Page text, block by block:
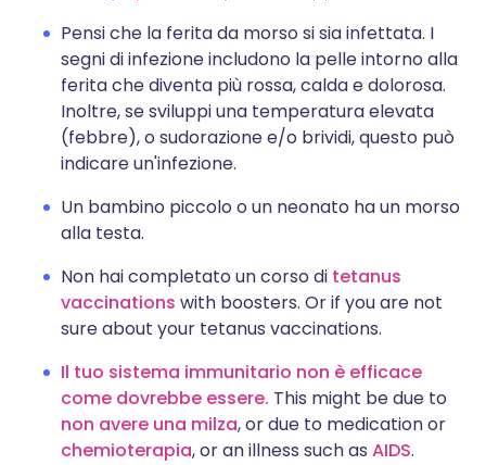
Pensi che la ferita da morso si sia infettata. I
segni di infezione includono la pelle intorno alla
ferita che diventa più rossa, calda e dolorosa.
Inoltre, se sviluppi una temperatura elevata
(febbre), o sudorazione e/o brividi, questo può
indicare un'infezione.
Un bambino piccolo o un neonato ha un morso
alla testa.
Non hai completato un corso di tetanus
vaccinations with boosters. Or if you are not
sure about your tetanus vaccinations.
Il tuo sistema immunitario non è efficace
come dovrebbe essere. This might be due to
non avere una milza, or due to medication or
chemioterapia, or an illness such as AIDS.